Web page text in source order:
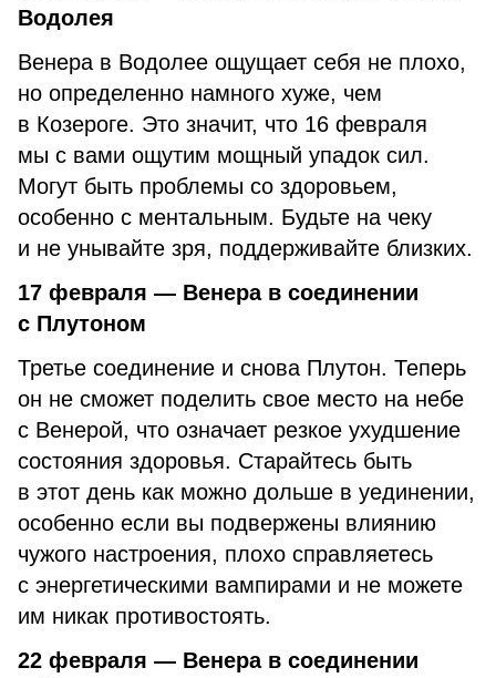
Водолея
Венера в Водолее ощущает себя не плохо,
но определенно намного хуже, чем
в Козероге. Это значит, что 16 февраля
мы с вами ощутим мощный упадок сил.
Могут быть проблемы со здоровьем,
особенно с ментальным. Будьте на чеку
и не унывайте зря, поддерживайте близких.
17 февраля — Венера в соединении
с Плутоном
Третье соединение и снова Плутон. Теперь
он не сможет поделить свое место на небе
с Венерой, что означает резкое ухудшение
состояния здоровья. Старайтесь быть
в этот день как можно дольше в уединении,
особенно если вы подвержены влиянию
чужого настроения, плохо справляетесь
с энергетическими вампирами и не можете
им никак противостоять.
22 февраля — Венера в соединении